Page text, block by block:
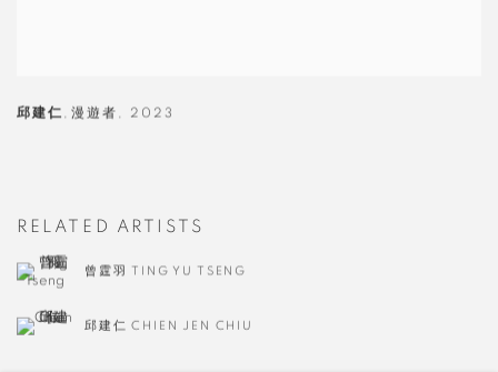
邱建仁 漫遊者 2023
RELATED ARTISTS
曾霆羽 TING YU TSENG
邱建仁 CHIEN JEN CHIU